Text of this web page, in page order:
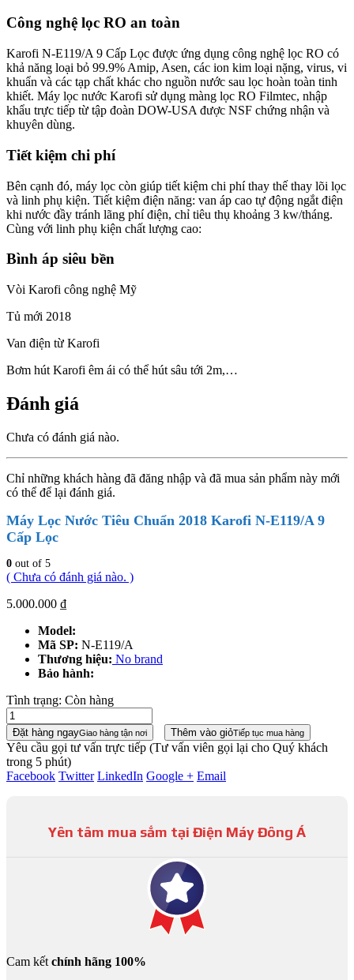
Công nghệ lọc RO an toàn
Karofi N-E119/A 9 Cấp Lọc được ứng dụng công nghệ lọc RO có
khả năng loại bỏ 99.9% Amip, Asen, các ion kim loại nặng, virus, vi
khuẩn và các tạp chất khác cho nguồn nước sau lọc hoàn toàn tinh
khiết. Máy lọc nước Karofi sử dụng màng lọc RO Filmtec, nhập
khẩu trực tiếp từ tập đoàn DOW-USA được NSF chứng nhận và
khuyên dùng.
Tiết kiệm chi phí
Bên cạnh đó, máy lọc còn giúp tiết kiệm chi phí thay thế thay lõi lọc
và linh phụ kiện. Tiết kiệm điện năng: van áp cao tự động ngắt điện
khi nước đầy tránh lãng phí điện, chỉ tiêu thụ khoảng 3 kw/tháng.
Cùng với linh phụ kiện chất lượng cao:
Bình áp siêu bền
Vòi Karofi công nghệ Mỹ
Tủ mới 2018
Van điện từ Karofi
Bơm hút Karofi êm ái có thể hút sâu tới 2m,…
Đánh giá
Chưa có đánh giá nào.
Chỉ những khách hàng đã đăng nhập và đã mua sản phẩm này mới
có thể để lại đánh giá.
Máy Lọc Nước Tiêu Chuẩn 2018 Karofi N-E119/A 9
Cấp Lọc
0 out of 5
( Chưa có đánh giá nào. )
5.000.000 ₫
Model:
Mã SP: N-E119/A
Thương hiệu: No brand
Bảo hành:
Tình trạng: Còn hàng
Đặt hàng ngayGiao hàng tận nơi Thêm vào giỏTiếp tục mua hàng
Yêu cầu gọi tư vấn trực tiếp (Tư vấn viên gọi lại cho Quý khách
trong 5 phút)
Facebook Twitter LinkedIn Google + Email
Yên tâm mua sắm tại Điện Máy Đông Á
Cam kết chính hãng 100%